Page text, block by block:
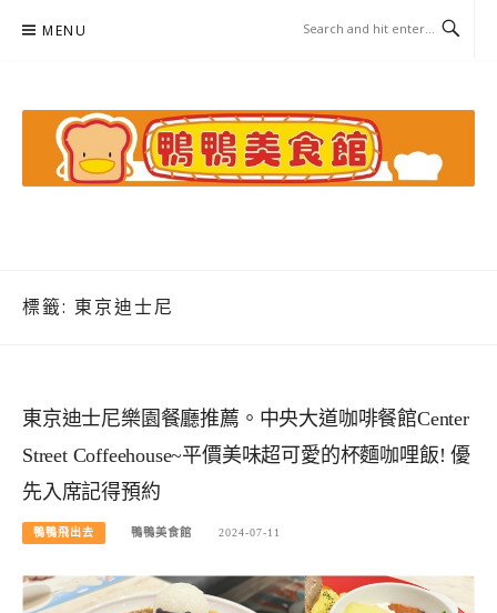
MENU
標籤: 東京迪士尼
東京迪士尼樂園餐廳推薦。中央大道咖啡餐館Center
Street Coffeehouse~平價美味超可愛的杯麵咖哩飯! 優
先入席記得預約
鴨鴨飛出去 鴨鴨美食館 2024-07-11